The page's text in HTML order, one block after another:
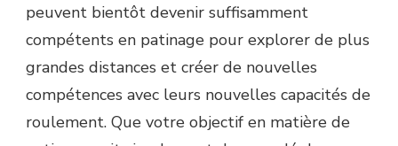
peuvent bientôt devenir suffisamment
compétents en patinage pour explorer de plus
grandes distances et créer de nouvelles
compétences avec leurs nouvelles capacités de
roulement. Que votre objectif en matière de